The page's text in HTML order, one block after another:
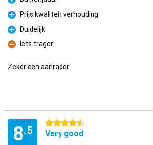
Pro
Pro
Prijs kwaliteit verhouding
Pro
Duidelijk
Con
Iets trager
Zeker een aanrader
8.5
4.5 stars
Very good